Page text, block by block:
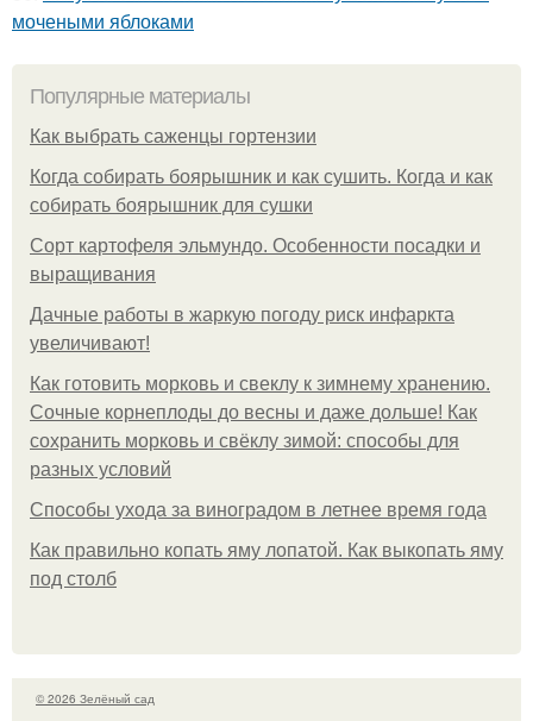
мочеными яблоками
Популярные материалы
Как выбрать саженцы гортензии
Когда собирать боярышник и как сушить. Когда и как
собирать боярышник для сушки
Сорт картофеля эльмундо. Особенности посадки и
выращивания
Дачные работы в жаркую погоду риск инфаркта
увеличивают!
Как готовить морковь и свеклу к зимнему хранению.
Сочные корнеплоды до весны и даже дольше! Как
сохранить морковь и свёклу зимой: способы для
разных условий
Способы ухода за виноградом в летнее время года
Как правильно копать яму лопатой. Как выкопать яму
под столб
© 2026 Зелёный сад